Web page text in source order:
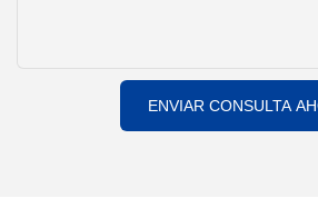
ENVIAR CONSULTA